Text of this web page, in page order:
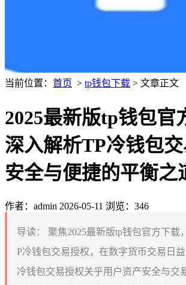
当前位置： 首页 > tp钱包下载 > 文章正文
2025最新版tp钱包官
深入解析TP冷钱包交
安全与便捷的平衡之
作者：admin 2026-05-11 浏览：346
导读：
聚焦2025最新版tp钱包官方下载
P冷钱包交易授权，在数字货币交易日
冷钱包交易授权关乎用户资产安全与交